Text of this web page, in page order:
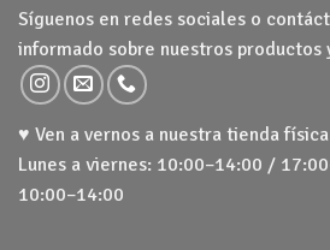
Síguenos en redes sociales o
informado sobre nuestros productos
♥ Ven a vernos a nuestra tienda
Lunes a viernes: 10:00–14:00 /
10:00–14:00